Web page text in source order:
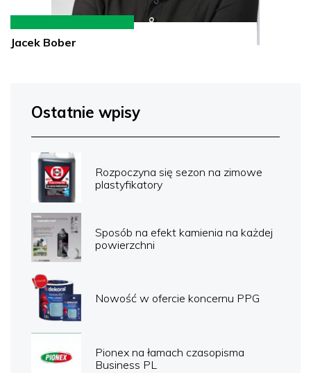
Jacek Bober
Ostatnie wpisy
Rozpoczyna się sezon na zimowe
plastyfikatory
Sposób na efekt kamienia na każdej
powierzchni
Nowość w ofercie koncernu PPG
Pionex na łamach czasopisma
Business PL